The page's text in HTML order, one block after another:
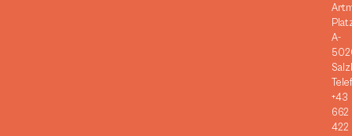
A-
+43
662
422